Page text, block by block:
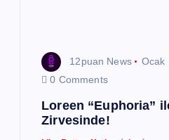
12puan News
Ocak
0 Comments
Loreen “Euphoria”
Zirvesinde!